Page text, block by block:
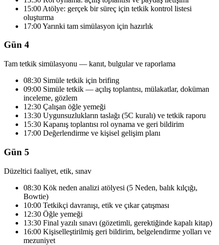
15:00 Atölye: gerçek bir süreç için tetkik kontrol listesi
oluşturma
17:00 Yarınki tam simülasyon için hazırlık
Gün 4
Tam tetkik simülasyonu — kanıt, bulgular ve raporlama
08:30 Simüle tetkik için brifing
09:00 Simüle tetkik — açılış toplantısı, mülakatlar, doküman
inceleme, gözlem
12:30 Çalışan öğle yemeği
13:30 Uygunsuzlukların taslağı (5C kuralı) ve tetkik raporu
15:30 Kapanış toplantısı rol oynama ve geri bildirim
17:00 Değerlendirme ve kişisel gelişim planı
Gün 5
Düzeltici faaliyet, etik, sınav
08:30 Kök neden analizi atölyesi (5 Neden, balık kılçığı,
Bowtie)
10:00 Tetkikçi davranışı, etik ve çıkar çatışması
12:30 Öğle yemeği
13:30 Final yazılı sınavı (gözetimli, gerektiğinde kapalı kitap)
16:00 Kişiselleştirilmiş geri bildirim, belgelendirme yolları ve
mezuniyet